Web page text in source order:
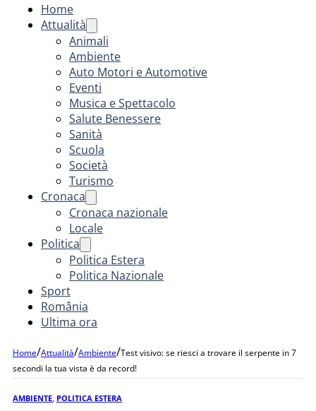
Home
Attualità
Animali
Ambiente
Auto Motori e Automotive
Eventi
Musica e Spettacolo
Salute Benessere
Sanità
Scuola
Società
Turismo
Cronaca
Cronaca nazionale
Locale
Politica
Politica Estera
Politica Nazionale
Sport
România
Ultima ora
Home/Attualità/Ambiente/Test visivo: se riesci a trovare il serpente in 7
secondi la tua vista è da record!
AMBIENTE POLITICA ESTERA